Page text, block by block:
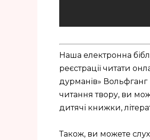
Наша електронна
реєстрації читати
дурманів»
читання твору, ви
дитячі книжки,
Також, ви можете